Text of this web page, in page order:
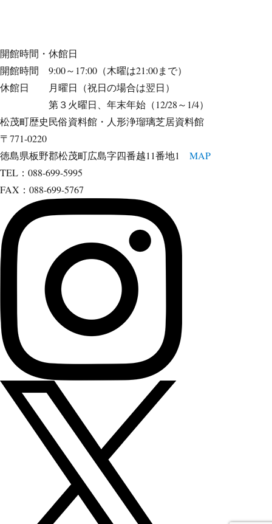
開館時間・休館日
開館時間 9:00～17:00（木曜は21:00まで）
休館日 月曜日（祝日の場合は翌日）
第３火曜日、年末年始（12/28～1/4）
松茂町歴史民俗資料館・人形浄瑠璃芝居資料館
〒771-0220
徳島県板野郡松茂町広島字四番越11番地1 MAP
TEL：088-699-5995
FAX：088-699-5767